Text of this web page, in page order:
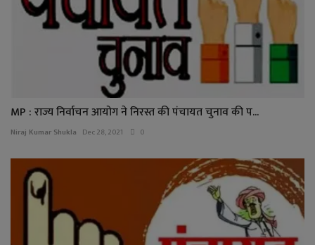
MP : राज्य निर्वाचन आयोग ने निरस्त की पंचायत चुनाव की प...
Niraj Kumar Shukla Dec 28, 2021 0